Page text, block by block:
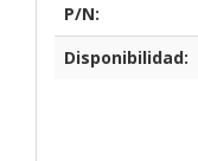
P/N:
Disponibilidad: